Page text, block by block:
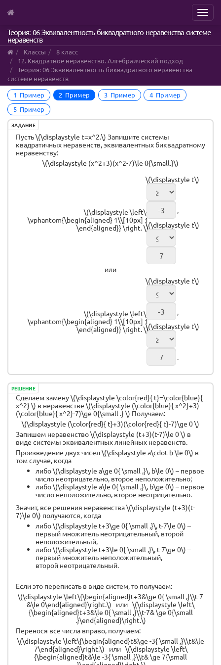
Skip
main
content
Menu
Теория: 06 Эквивалентность биквадратного неравенства системе
неравенств
Классы
8 класс
12. Квадратное неравенство. Алгебраический подход
Теория: 06 Эквивалентность биквадратного неравенства
системе неравенств
1 Пример
2 Пример 3 Пример
4 Пример
5 Пример
ЗАДАНИЕ
Пусть \(\displaystyle t=x^2.\) Запишите системы
квадратичных неравенств, эквивалентных биквадратному
неравенству:
\(\displaystyle (x^2+3)(x^2-7)\le 0{\small.}\)
\(\displaystyle \left\{
\vphantom{\begin{aligned} 1\\[10px] 1
\end{aligned}} \right. \)
\(\displaystyle t\)
,
\(\displaystyle t\)
или
\(\displaystyle \left\{
\vphantom{\begin{aligned} 1\\[10px] 1
\end{aligned}} \right. \)
\(\displaystyle t\)
,
\(\displaystyle t\)
.
РЕШЕНИЕ
Сделаем замену \(\displaystyle \color{red}{ t}=\color{blue}{
x^2} \) в неравенстве \(\displaystyle (\color{blue}{ x^2}+3)
(\color{blue}{ x^2}-7)\ge 0{\small .} \) Получаем:
\(\displaystyle (\color{red}{ t}+3)(\color{red}{ t}-7)\ge 0 \)
Запишем неравенство \(\displaystyle (t+3)(t-7)\le 0 \) в
виде системы эквивалентных линейных неравенств.
Произведение двух чисел \(\displaystyle a\cdot b \le 0\) в
том случае, когда
либо \(\displaystyle a\ge 0{ \small ,}\, b\le 0\) – первое
число неотрицательно, второе неположительно;
либо \(\displaystyle a\le 0{ \small ,}\, b\ge 0\) – первое
число неположительно, второе неотрицательно.
Значит, все решения неравенства \(\displaystyle (t+3)(t-
7)\le 0\) получаются, когда
либо \(\displaystyle t+3\ge 0{ \small ,}\, t-7\le 0\) –
первый множитель неотрицательный, второй
неположительный,
либо \(\displaystyle t+3\le 0{ \small ,}\, t-7\ge 0\) –
первый множитель неположительный,
второй неотрицательный.
Если это переписать в виде систем, то получаем:
\(\displaystyle \left\{\begin{aligned}t+3&\ge 0{ \small ,}\\t-7
&\le 0\end{aligned}\right.\) или \(\displaystyle \left\
{\begin{aligned}t+3&\le 0{ \small ,}\\t-7& \ge 0{\small
.}\end{aligned}\right.\)
Перенося все числа вправо, получаем:
\(\displaystyle \left\{\begin{aligned}t&\ge -3{ \small ,}\\t&\le
7\end{aligned}\right.\) или \(\displaystyle \left\
{\begin{aligned}t&\le -3{ \small ,}\\t& \ge 7{\small